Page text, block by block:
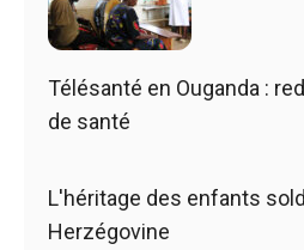
Télésanté en Ouganda :
de santé
L'héritage des enfants
Herzégovine